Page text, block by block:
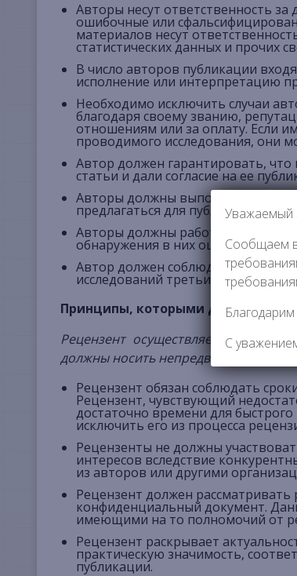
Авторы несут ответственность за
ошибочные или
материалов несут
статистических данных и прочих
В число авторов публикации
исполнение или интерпретацию
Необходимо исключить случаи
благодаря своему званию,
отношениям или за оплату. Если
проводимого исследования, они
Автор должен гарантировать,
статьи и дали согласие на ее
Авторы должны выполнять
предлагаться для публикации
Авторы должны работать вместе с
обнаружения в них ошибок или
Автор должен соблюдать
исследований третьих лиц.
Принципы, которыми должен
Рецензент осуществляет научную
должны носить непредвзятый
Рецензент обязан соблюдать
Рецензент, чувствующий
достаточно времени для
исключить его из процесса
Рецензенты не должны
интересов вследствие
из авторов или другими
Рецензент должен
конфиденциальный документ.
имеющими на то полномочий от
Рецензент раскрывает
практическую значимость,
публикации.
Уважаемый
Сообщаем
С